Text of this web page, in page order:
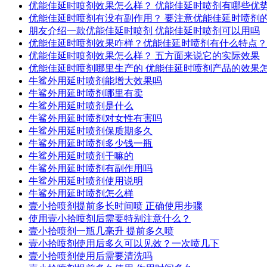
优能佳延时喷剂效果怎么样？ 优能佳延时喷剂有哪些优
优能佳延时喷剂有没有副作用？ 要注意优能佳延时喷剂
朋友介绍一款优能佳延时喷剂 优能佳延时喷剂可以用吗
优能佳延时喷剂效果咋样？优能佳延时喷剂有什么特点？
优能佳延时喷剂效果怎么样？ 五方面来说它的实际效果
优能佳延时喷剂哪里生产的 优能佳延时喷剂产品的效果
牛鲨外用延时喷剂能增大效果吗
牛鲨外用延时喷剂哪里有卖
牛鲨外用延时喷剂是什么
牛鲨外用延时喷剂对女性有害吗
牛鲨外用延时喷剂保质期多久
牛鲨外用延时喷剂多少钱一瓶
牛鲨外用延时喷剂干嘛的
牛鲨外用延时喷剂有副作用吗
牛鲨外用延时喷剂使用说明
牛鲨外用延时喷剂怎么样
壹小拾喷剂提前多长时间喷 正确使用步骤
使用壹小拾喷剂后需要特别注意什么？
壹小拾喷剂一瓶几毫升 提前多久喷
壹小拾喷剂使用后多久可以见效？一次喷几下
壹小拾喷剂使用后需要清洗吗